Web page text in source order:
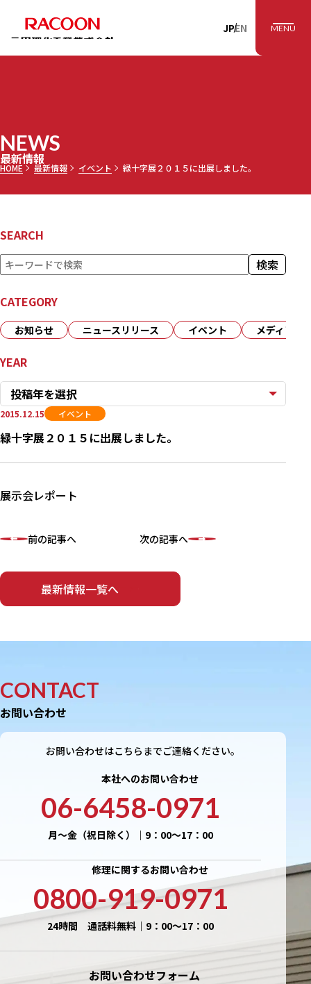
RACOON 三田理
JPEN MENU
NEWS
最新情報
HOME 最新情報 イベント 緑十字展２０１５に出展しました。
SEARCH
検
索 検索
CATEGORY
お知らせ ニュースリリース イベント メディア
YEAR
投稿年を選択
緑十字展２０１５に出展しました。
2015.12.15 イベント
展示会レポート
前の記事へ
最新情報一覧へ
次の記事へ
CONTACT
お問い合わせ
お問い合わせはこちらまでご連絡ください。
本社へのお問い合わせ
06-6458-0971
月〜金（祝日除く）｜9：00〜17：00
修理に関するお問い合わせ
0800-919-0971
24時間 通話料無料｜9：00〜17：00
お問い合わせフォーム